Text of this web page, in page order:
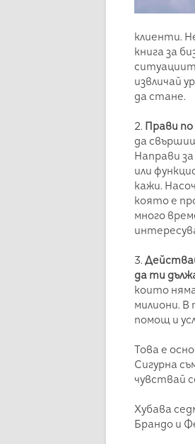
клиенти.
книга за
извличай
да стане.
2. Прави
да
Направи
или
кажи.
която е
много
3.
да ти
които
милиони. В
помощ и
Това е
Сигурна
чувствай
Хубава
Брандо и